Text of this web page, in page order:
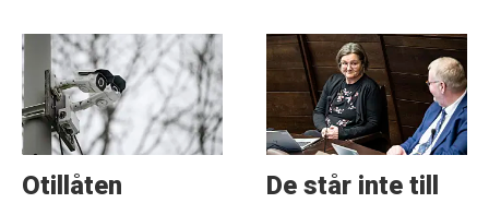
Otillåten
De står inte till